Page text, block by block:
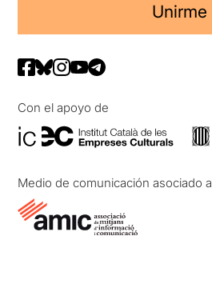
Unirme
Con el apoyo de
Medio de comunicación asociado a